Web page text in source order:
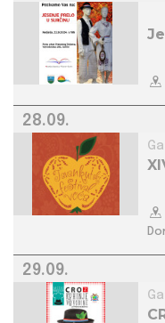
28.09.
29.09.